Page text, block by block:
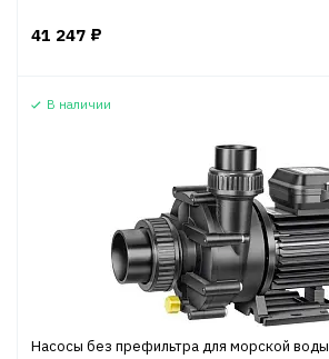
41 247 ₽
В наличии
Насосы без префильтра для морской воды